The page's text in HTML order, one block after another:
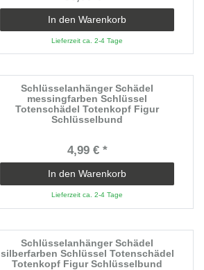
In den Warenkorb
Lieferzeit ca. 2-4 Tage
Schlüsselanhänger Schädel
messingfarben Schlüssel
Totenschädel Totenkopf Figur
Schlüsselbund
4,99 € *
In den Warenkorb
Lieferzeit ca. 2-4 Tage
Schlüsselanhänger Schädel
silberfarben Schlüssel Totenschädel
Totenkopf Figur Schlüsselbund